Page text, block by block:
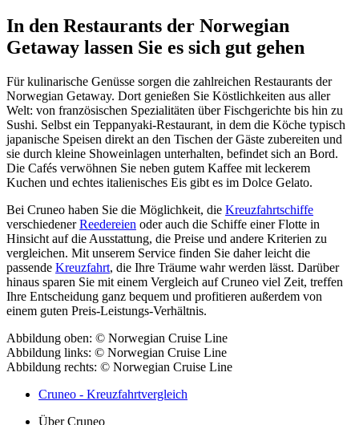
In den Restaurants der Norwegian
Getaway lassen Sie es sich gut gehen
Für kulinarische Genüsse sorgen die zahlreichen Restaurants der
Norwegian Getaway. Dort genießen Sie Köstlichkeiten aus aller
Welt: von französischen Spezialitäten über Fischgerichte bis hin zu
Sushi. Selbst ein Teppanyaki-Restaurant, in dem die Köche typisch
japanische Speisen direkt an den Tischen der Gäste zubereiten und
sie durch kleine Showeinlagen unterhalten, befindet sich an Bord.
Die Cafés verwöhnen Sie neben gutem Kaffee mit leckerem
Kuchen und echtes italienisches Eis gibt es im Dolce Gelato.
Bei Cruneo haben Sie die Möglichkeit, die Kreuzfahrtschiffe
verschiedenerReedereien oder auch die Schiffe einer Flotte in
Hinsicht auf die Ausstattung, die Preise und andere Kriterien zu
vergleichen. Mit unserem Service finden Sie daher leicht die
passende Kreuzfahrt, die Ihre Träume wahr werden lässt. Darüber
hinaus sparen Sie mit einem Vergleich auf Cruneo viel Zeit, treffen
Ihre Entscheidung ganz bequem und profitieren außerdem von
einem guten Preis-Leistungs-Verhältnis.
Abbildung oben: © Norwegian Cruise Line
Abbildung links: © Norwegian Cruise Line
Abbildung rechts: © Norwegian Cruise Line
Cruneo - Kreuzfahrtvergleich
Über Cruneo